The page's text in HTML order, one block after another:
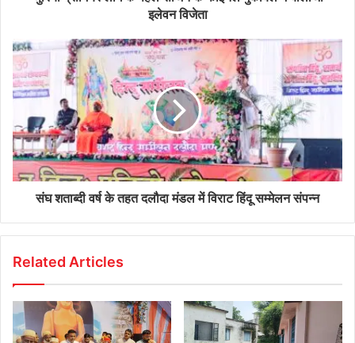
इलेवन विजेता
संघ शताब्दी वर्ष के तहत दलौदा मंडल में विराट हिंदू सम्मेलन संपन्न
Related Articles